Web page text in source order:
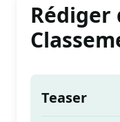
Rédiger
Teaser